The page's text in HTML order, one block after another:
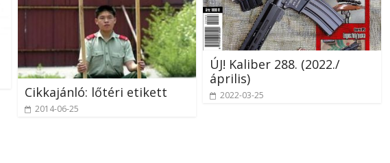
Cikkajánló: lőtéri etikett
2014-06-25
ÚJ! Kaliber 288. (2022./
április)
2022-03-25